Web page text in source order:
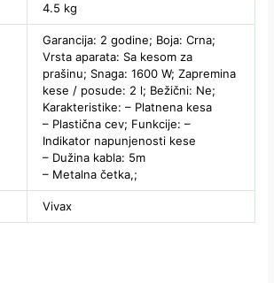
4.5 kg
Garancija: 2 godine; Boja: Crna;
Vrsta aparata: Sa kesom za
prašinu; Snaga: 1600 W; Zapremina
kese / posude: 2 l; Bežični: Ne;
Karakteristike: – Platnena kesa
– Plastična cev; Funkcije: –
Indikator napunjenosti kese
– Dužina kabla: 5m
– Metalna četka,;
Vivax